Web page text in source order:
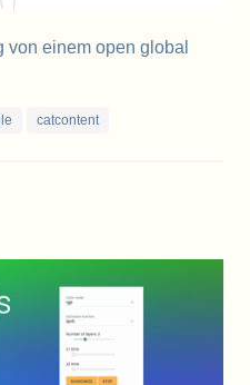
von einem open global
catcontent